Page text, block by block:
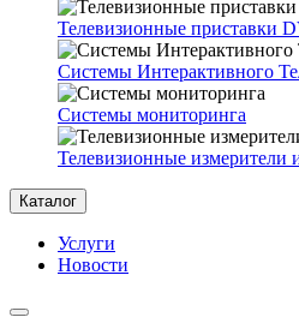
Телевизионные приставки
Системы Интерактивного
Системы мониторинга
Телевизионные измерители
Каталог
Услуги
Новости